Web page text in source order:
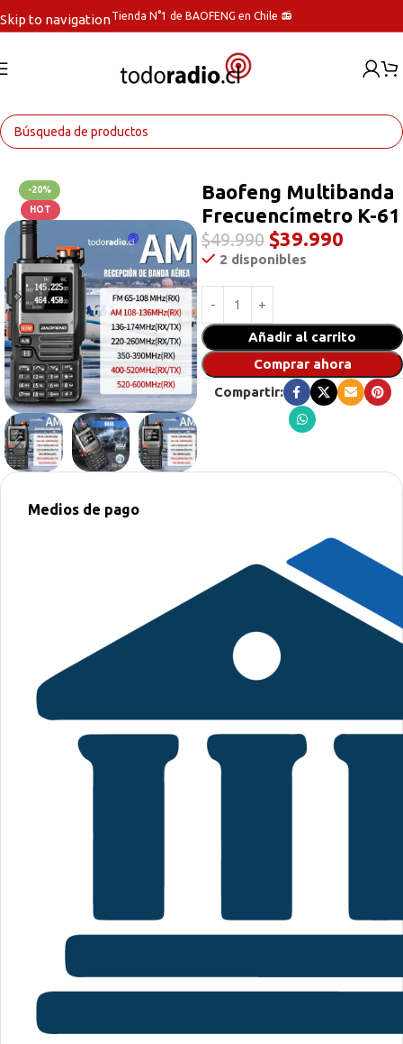
Skip to navigationTienda N°1 de BAOFENG en Chile 📻
Inicio Radios Handys
-20%
HOT
Baofeng Multibanda
Frecuencímetro K-61
$49.990 $39.990
2 disponibles
Añadir al carrito
Comprar ahora
Compartir:
Medios de pago